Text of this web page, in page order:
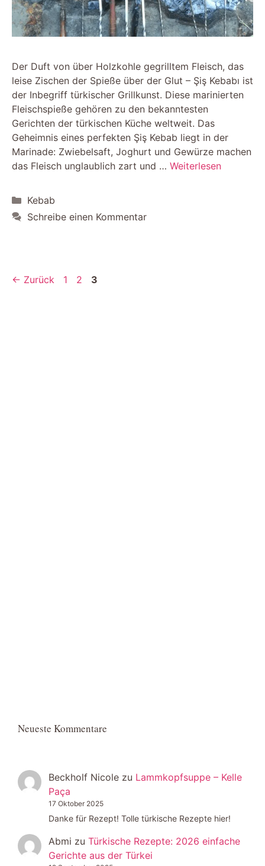
Der Duft von über Holzkohle gegrilltem Fleisch, das
leise Zischen der Spieße über der Glut – Şiş Kebabı ist
der Inbegriff türkischer Grillkunst. Diese marinierten
Fleischspieße gehören zu den bekanntesten
Gerichten der türkischen Küche weltweit. Das
Geheimnis eines perfekten Şiş Kebab liegt in der
Marinade: Zwiebelsaft, Joghurt und Gewürze machen
das Fleisch unglaublich zart und … Weiterlesen
Kategorien
Kebab
Schreibe einen Kommentar
← Zurück Seite
1 Seite
2 Seite
3
Neueste Kommentare
Beckholf Nicole zu Lammkopfsuppe – Kelle
Paça
17 Oktober 2025
Danke für Rezept! Tolle türkische Rezepte hier!
Abmi zu Türkische Rezepte: 2026 einfache
Gerichte aus der Türkei